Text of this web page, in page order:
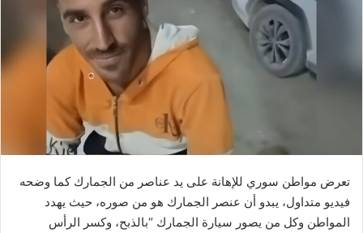
تعرض مواطن سوري للإهانة على يد عناصر من الجمارك كما وضحه
فيديو متداول، يبدو أن عنصر الجمارك هو من صوره، حيث يهدد
المواطن وكل من يصور سيارة الجمارك “بالذبح، وكسر الرأس